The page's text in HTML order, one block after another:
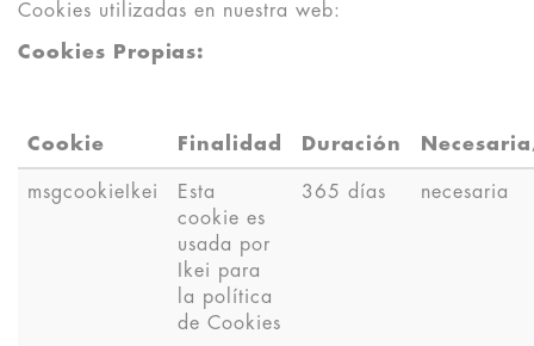
Cookies utilizadas en nuestra web:
Cookies Propias:
Cookie Finalidad Duración
msgcookieIkei
Esta
cookie es
usada por
Ikei para
la política
de Cookies
365 días necesaria